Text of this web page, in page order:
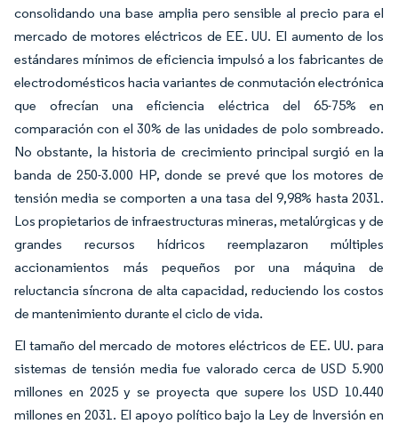
consolidando una base amplia pero sensible al precio para el
mercado de motores eléctricos de EE. UU. El aumento de los
estándares mínimos de eficiencia impulsó a los fabricantes de
electrodomésticos hacia variantes de conmutación electrónica
que ofrecían una eficiencia eléctrica del 65-75% en
comparación con el 30% de las unidades de polo sombreado.
No obstante, la historia de crecimiento principal surgió en la
banda de 250-3.000 HP, donde se prevé que los motores de
tensión media se comporten a una tasa del 9,98% hasta 2031.
Los propietarios de infraestructuras mineras, metalúrgicas y de
grandes recursos hídricos reemplazaron múltiples
accionamientos más pequeños por una máquina de
reluctancia síncrona de alta capacidad, reduciendo los costos
de mantenimiento durante el ciclo de vida.
El tamaño del mercado de motores eléctricos de EE. UU. para
sistemas de tensión media fue valorado cerca de USD 5.900
millones en 2025 y se proyecta que supere los USD 10.440
millones en 2031. El apoyo político bajo la Ley de Inversión en